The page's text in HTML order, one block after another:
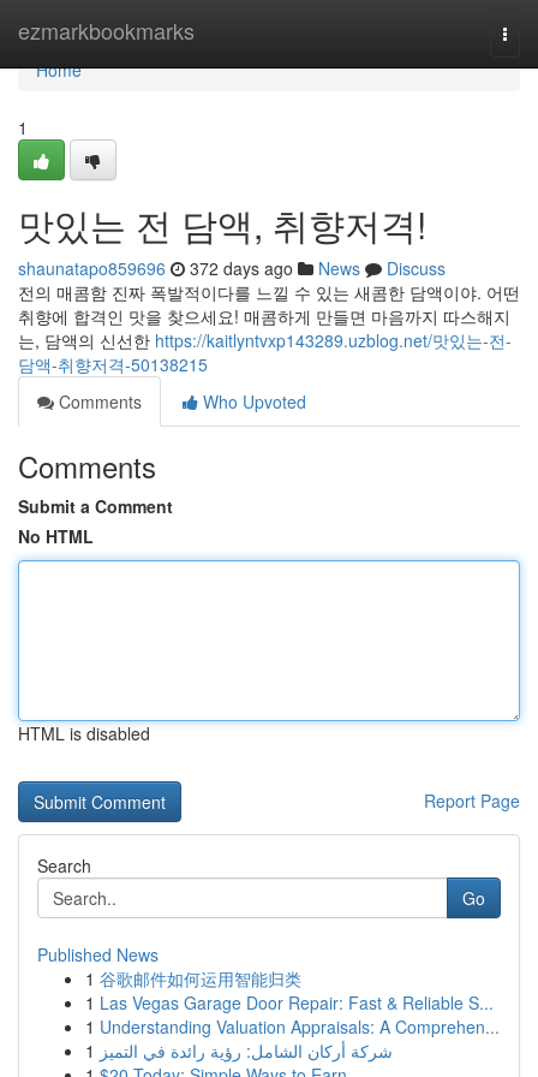
ezmarkbookmarks
Home
Home
1
맛있는 전 담액, 취향저격!
shaunatapo859696 372 days ago News
Discuss
전의 매콤함 진짜 폭발적이다를 느낄 수 있는 새콤한 담액이야. 어떤
취향에 합격인 맛을 찾으세요! 매콤하게 만들면 마음까지 따스해지
는, 담액의 신선한 https://kaitlyntvxp143289.uzblog.net/맛있는-전-
담액-취향저격-50138215
Comments
Who Upvoted
Comments
Submit a Comment
No HTML
HTML is disabled
Report Page
Search
Go
Published News
1 谷歌邮件如何运用智能归类
1 Las Vegas Garage Door Repair: Fast & Reliable S...
1 Understanding Valuation Appraisals: A Comprehen...
1 شركة أركان الشامل: رؤية رائدة في التميز